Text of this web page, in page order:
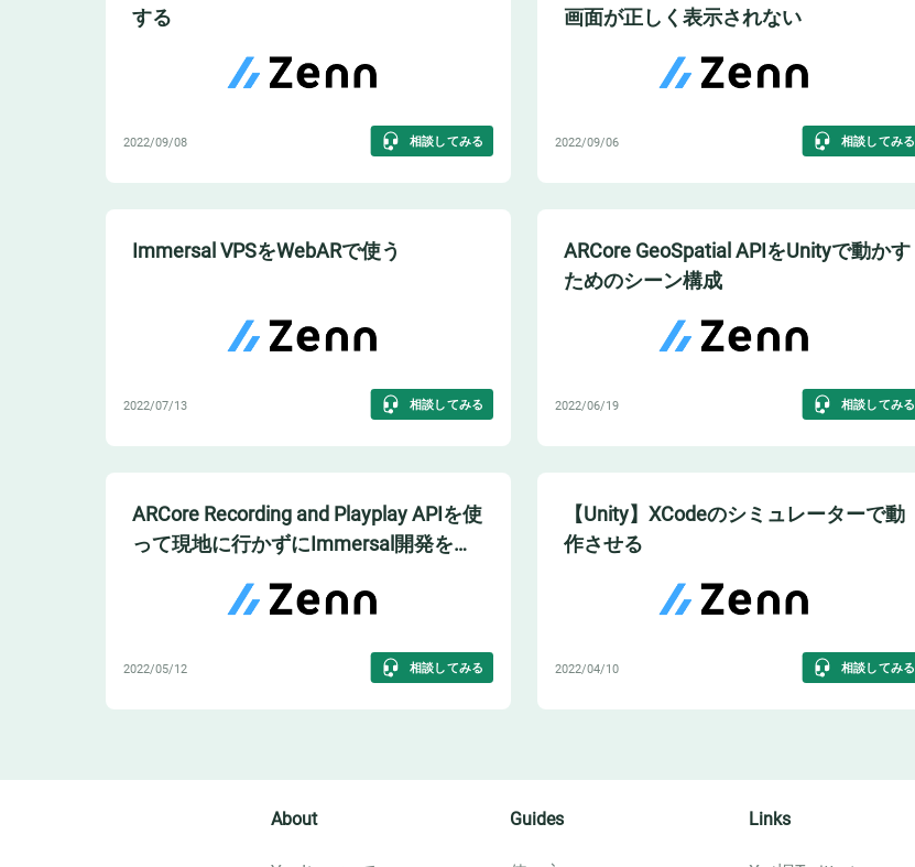
する
2022/09/08 相談してみる
画面が正しく表示されない
2022/09/06 相談してみる
Immersal VPSをWebARで使う
2022/07/13 相談してみる
ARCore GeoSpatial APIをUnityで動かす
ためのシーン構成
2022/06/19 相談してみる
ARCore Recording and Playplay APIを使
って現地に行かずにImmersal開発をす
2022/05/12 相談してみる
【Unity】XCodeのシミュレーターで動
作させる
2022/04/10 相談してみる
About Guides Links